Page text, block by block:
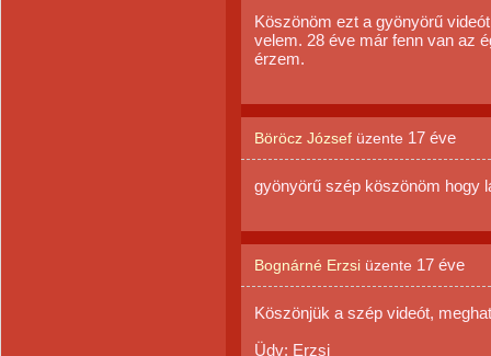
Köszönöm ezt a gyönyörű
velem. 28 éve már fenn van az
érzem.
Böröcz József üzente 17 éve
gyönyörű szép köszönöm hogy
Bognárné Erzsi üzente 17 éve
Köszönjük a szép videót,
Üdv: Erzsi